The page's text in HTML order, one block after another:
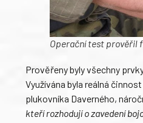
Operační test prověřil
Prověřeny byly všechny
Využívána byla reálná
plukovníka Daverného,
kteří rozhodují o zavedení